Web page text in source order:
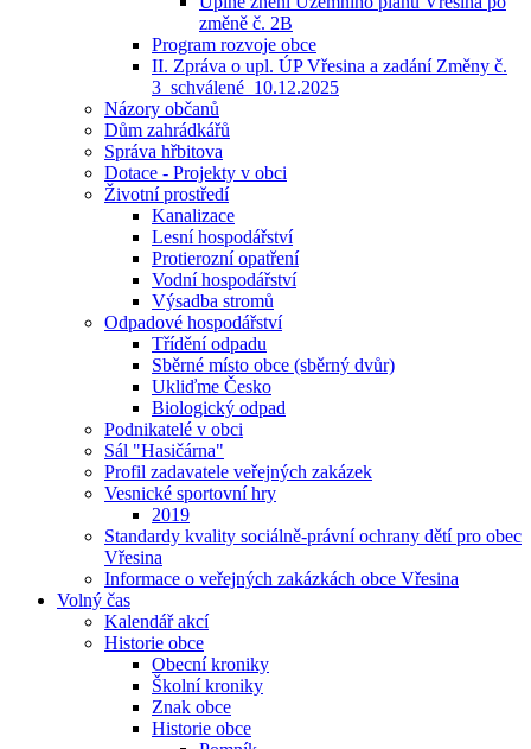
změně č. 2B
Program rozvoje obce
II. Zpráva o upl. ÚP Vřesina a zadání Změny č.
3_schválené_10.12.2025
Názory občanů
Dům zahrádkářů
Správa hřbitova
Dotace - Projekty v obci
Životní prostředí
Kanalizace
Lesní hospodářství
Protierozní opatření
Vodní hospodářství
Výsadba stromů
Odpadové hospodářství
Třídění odpadu
Sběrné místo obce (sběrný dvůr)
Ukliďme Česko
Biologický odpad
Podnikatelé v obci
Sál "Hasičárna"
Profil zadavatele veřejných zakázek
Vesnické sportovní hry
2019
Standardy kvality sociálně-právní ochrany dětí pro obec
Vřesina
Informace o veřejných zakázkách obce Vřesina
Volný čas
Kalendář akcí
Historie obce
Obecní kroniky
Školní kroniky
Znak obce
Historie obce